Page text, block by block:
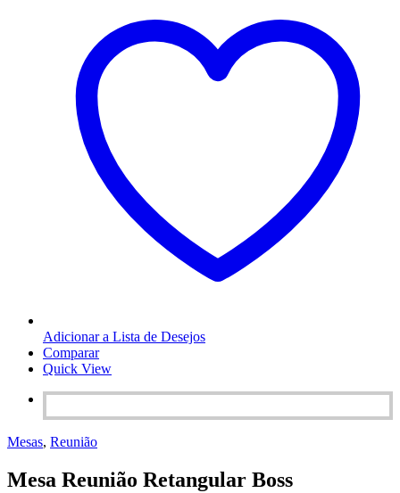
Adicionar a Lista de Desejos
Comparar
Quick View
Mesas, Reunião
Mesa Reunião Retangular Boss